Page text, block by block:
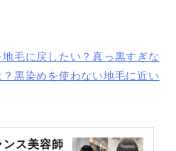
毛に戻したい？真っ黒すぎな
黒染めを使わない地毛に近い
ス美容師